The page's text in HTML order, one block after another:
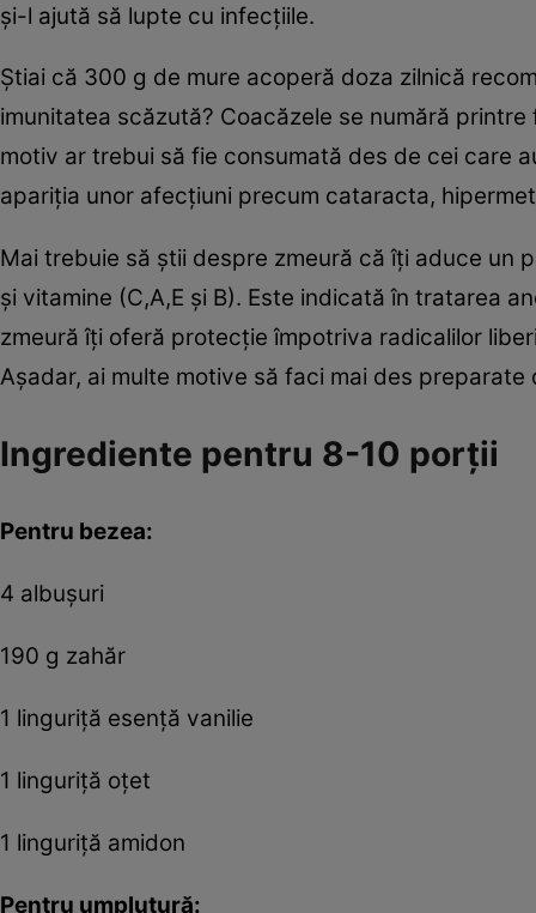
şi-l ajută să lupte cu infecţiile.
Ştiai că 300 g de mure acoperă doza zilnică
imunitatea scăzută? Coacăzele se numără
motiv ar trebui să fie consumată des de cei care
apariţia unor afecţiuni precum cataracta,
Mai trebuie să ştii despre zmeură că îţi aduce un
şi vitamine (C,A,E şi B). Este indicată în tratarea
zmeură îţi oferă protecţie împotriva radicalilor
Aşadar, ai multe motive să faci mai des
Ingrediente pentru 8-10 porţii
Pentru bezea:
4 albuşuri
190 g zahăr
1 linguriţă esenţă vanilie
1 linguriţă oţet
1 linguriţă amidon
Pentru umplutură: